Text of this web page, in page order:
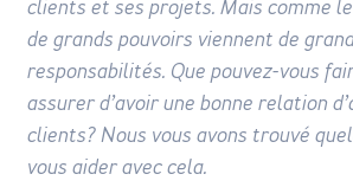
clients et ses projets. Mais comme
de grands pouvoirs viennent de
responsabilités. Que pouvez-vous
assurer d’avoir une bonne relation
clients? Nous vous avons trouvé
vous aider avec cela.